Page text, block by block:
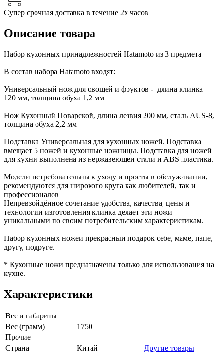
Супер срочная доставка в течение 2х часов
Описание товара
Набор кухонных принадлежностей Hatamoto из 3 предмета
В состав набора Hatamoto входят:
Универсальный нож для овощей и фруктов - длина клинка
120 мм, толщина обуха 1,2 мм
Нож Кухонный Поварской, длина лезвия 200 мм, сталь AUS-8,
толщина обуха 2,2 мм
Подставка Универсальная для кухонных ножей. Подставка
вмещает 5 ножей и кухонные ножницы. Подставка для ножей
для кухни выполнена из нержавеющей стали и ABS пластика.
Модели нетребовательны к уходу и просты в обслуживании,
рекомендуются для широкого круга как любителей, так и
профессионалов
Непревзойдённое сочетание удобства, качества, цены и
технологии изготовления клинка делает эти ножи
уникальными по своим потребительским характеристикам.
Набор кухонных ножей прекрасный подарок себе, маме, папе,
другу, подруге.
* Кухонные ножи предназначены только для использования на
кухне.
Характеристики
Вес и габариты
Вес (грамм)
1750
Прочие
Страна
Китай
Другие товары